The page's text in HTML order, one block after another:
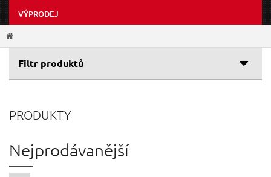
VÝPRODEJ
Filtr produktů
Výrobce
SIXTOL(1283)
PRODUKTY
Nejprodávanější